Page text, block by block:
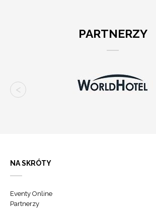
PARTNERZY
NA SKRÓTY
Eventy Online
Partnerzy